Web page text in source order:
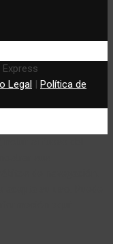
Legal | Política de